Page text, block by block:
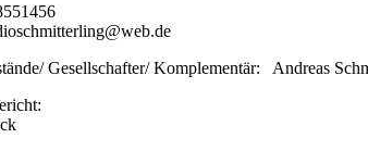
Gesellschafter/ Komplementär: Andreas